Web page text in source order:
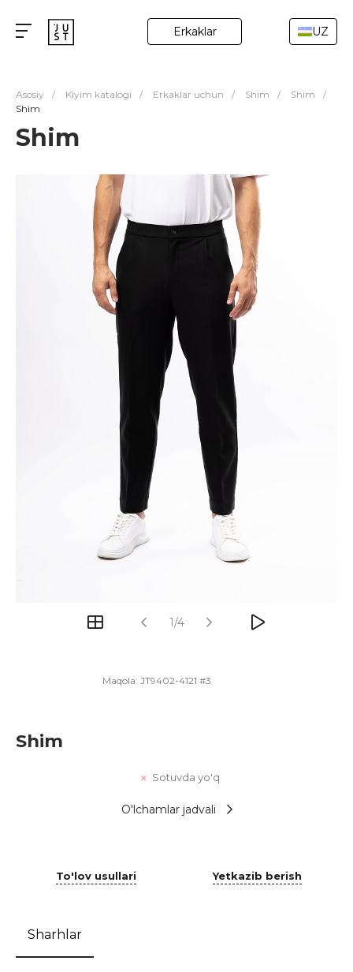
Erkaklar UZ
Asosiy / Kiyim katalogi / Erkaklar uchun / Shim / Shim
/
Shim
Shim
1/4
Maqola: JT9402-4121 #3
Shim
Sotuvda yo'q
O'lchamlar jadvali
To'lov usullari Yetkazib berish
Sharhlar